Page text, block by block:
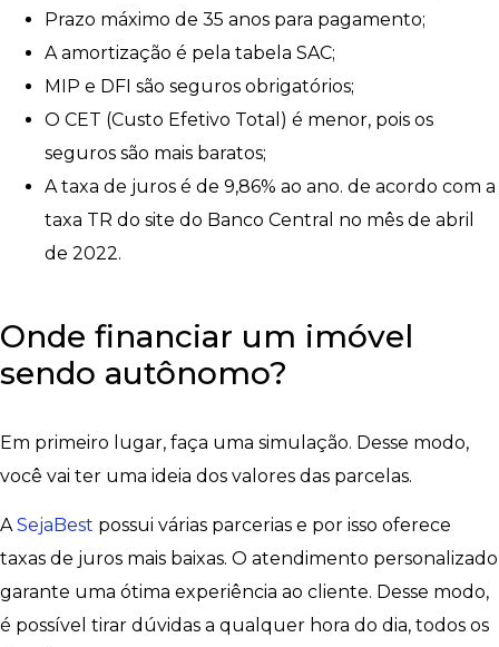
Prazo máximo de 35 anos para pagamento;
A amortização é pela tabela SAC;
MIP e DFI são seguros obrigatórios;
O CET (Custo Efetivo Total) é menor, pois os
seguros são mais baratos;
A taxa de juros é de 9,86% ao ano. de acordo com a
taxa TR do site do Banco Central no mês de abril
de 2022.
Onde financiar um imóvel
sendo autônomo?
Em primeiro lugar, faça uma simulação. Desse modo,
você vai ter uma ideia dos valores das parcelas.
ASejaBest possui várias parcerias e por isso oferece
taxas de juros mais baixas. O atendimento personalizado
garante uma ótima experiência ao cliente. Desse modo,
é possível tirar dúvidas a qualquer hora do dia, todos os